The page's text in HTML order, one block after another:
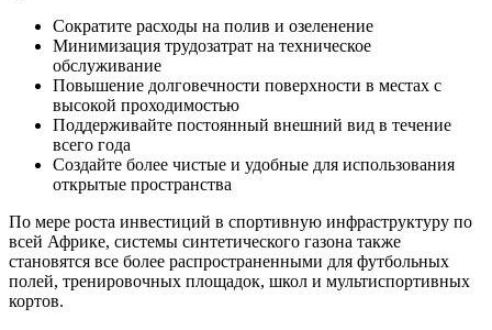
Сократите расходы на полив и озеленение
Минимизация трудозатрат на техническое
обслуживание
Повышение долговечности поверхности в местах с
высокой проходимостью
Поддерживайте постоянный внешний вид в течение
всего года
Создайте более чистые и удобные для использования
открытые пространства
По мере роста инвестиций в спортивную инфраструктуру по
всей Африке, системы синтетического газона также
становятся все более распространенными для футбольных
полей, тренировочных площадок, школ и мультиспортивных
кортов.